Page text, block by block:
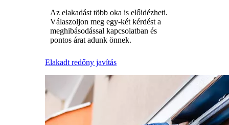
Az elakadást több oka is előidézheti.
Válaszoljon meg egy-két kérdést a
meghibásodással kapcsolatban és
pontos árat adunk önnek.
Elakadt redőny javítás